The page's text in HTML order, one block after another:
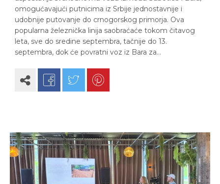
omogućavajući putnicima iz Srbije jednostavnije i
udobnije putovanje do crnogorskog primorja. Ova
popularna železnička linija saobraćaće tokom čitavog
leta, sve do sredine septembra, tačnije do 13.
septembra, dok će povratni voz iz Bara za…